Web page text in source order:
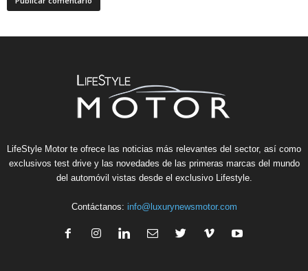
LifeStyle Motor te ofrece las noticias más relevantes del sector, así como
exclusivos test drive y las novedades de las primeras marcas del mundo
del automóvil vistas desde el exclusivo Lifestyle.
Contáctanos: info@luxurynewsmotor.com